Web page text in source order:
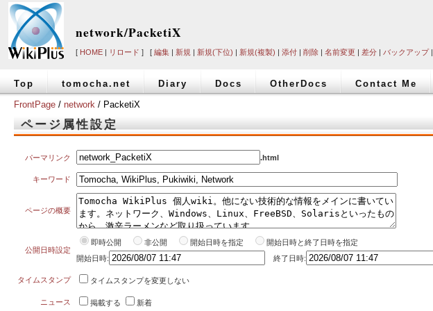
network/PacketiX
[ HOME | リロード ] [ 編集 | 新規 | 新規(下位) | 新規(複製) | 添付 | 削除 | 名前変更 | 差分 | バックアップ|
Top tomocha.net Diary Docs OtherDocs
Contact Me
FrontPage / network / PacketiX
ページ属性設定
パーマリンク .html
キーワード
ページの概要
公開日時設定
即時公開 非公開 開始日時を指定
開始日時と終了日時を指定
開始日時:
終了日時:
タイムスタンプ タイムスタンプを変更しない
ニュース 掲載する 新着